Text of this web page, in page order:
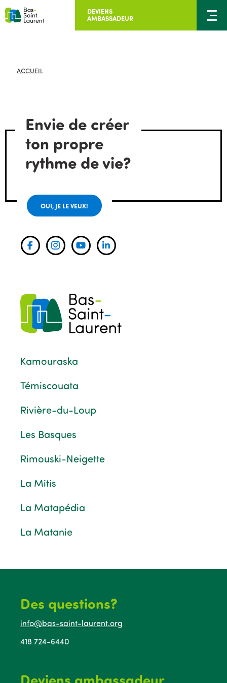
DEVIENS
AMBASSADEUR
ACCUEIL
Envie de créer
ton propre
rythme de vie?
OUI, JE LE VEUX!
Kamouraska
Témiscouata
Rivière-du-Loup
Les Basques
Rimouski-Neigette
La Mitis
La Matapédia
La Matanie
Des questions?
info@bas-saint-laurent.org
418 724-6440